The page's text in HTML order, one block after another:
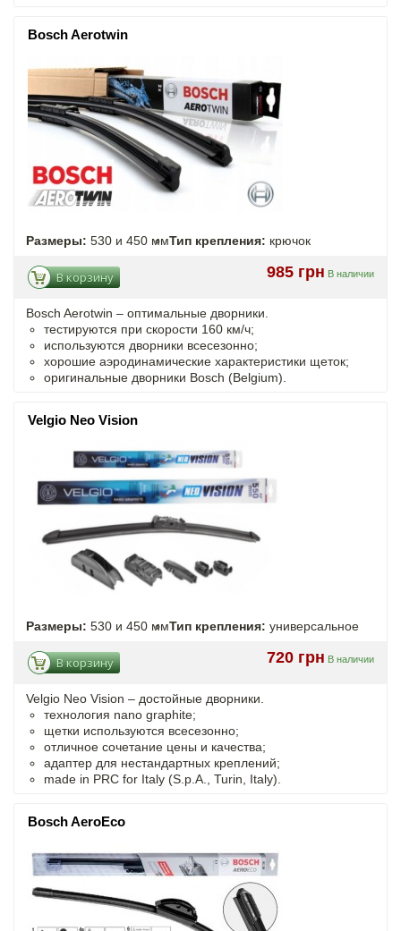
Bosch Aerotwin
Размеры: 530 и 450 ммТип крепления: крючок
985 грн В наличии
В корзину
Bosch Aerotwin – оптимальные дворники.
тестируются при скорости 160 км/ч;
используются дворники всесезонно;
хорошие аэродинамические характеристики щеток;
оригинальные дворники Bosch (Belgium).
Velgio Neo Vision
Размеры: 530 и 450 ммТип крепления: универсальное
720 грн В наличии
В корзину
Velgio Neo Vision – достойные дворники.
технология nano graphite;
щетки используются всесезонно;
отличное сочетание цены и качества;
адаптер для нестандартных креплений;
made in PRC for Italy (S.p.A., Turin, Italy).
Bosch AeroEco